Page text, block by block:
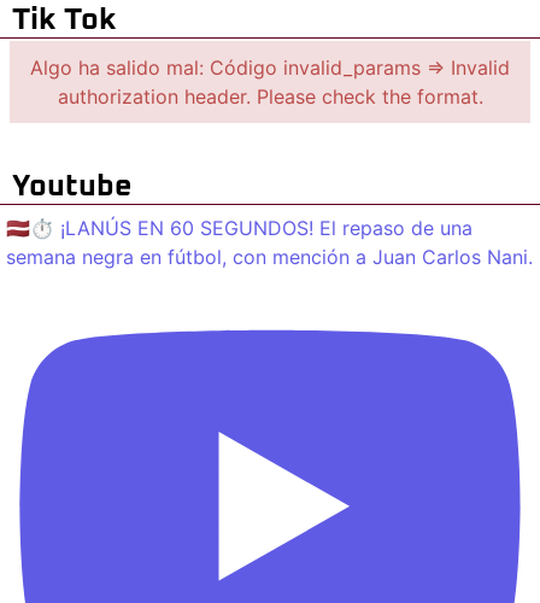
Tik Tok
Algo ha salido mal: Código invalid_params => Invalid
authorization header. Please check the format.
Youtube
🇱🇻⏱️ ¡LANÚS EN 60 SEGUNDOS! El repaso de una
semana negra en fútbol, con mención a Juan Carlos Nani.